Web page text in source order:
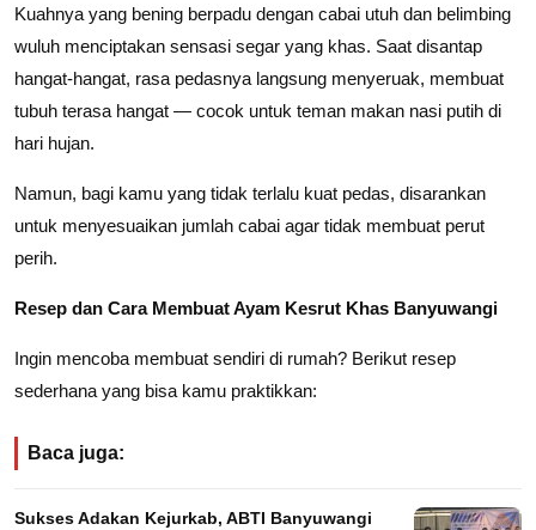
Kuahnya yang bening berpadu dengan cabai utuh dan belimbing
wuluh menciptakan sensasi segar yang khas. Saat disantap
hangat-hangat, rasa pedasnya langsung menyeruak, membuat
tubuh terasa hangat — cocok untuk teman makan nasi putih di
hari hujan.
Namun, bagi kamu yang tidak terlalu kuat pedas, disarankan
untuk menyesuaikan jumlah cabai agar tidak membuat perut
perih.
Resep dan Cara Membuat Ayam Kesrut Khas Banyuwangi
Ingin mencoba membuat sendiri di rumah? Berikut resep
sederhana yang bisa kamu praktikkan:
Baca juga:
Sukses Adakan Kejurkab, ABTI Banyuwangi